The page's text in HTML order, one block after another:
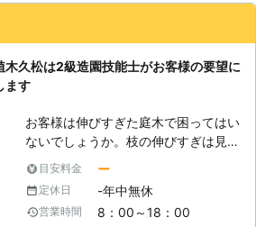
実績豊富なお庭のスペシャリスト！
迅速・丁寧な態度はもちろん、お客様
のご要望に沿った形で作業に取り掛か
せください。 日本全国の多くの加盟
店と提携しておりますので、迅速に対
応することが可能です。 このような
枝が引っ掛かりそうで悩んでいる ・
来客に備えて、お庭を素早く綺麗にお
久松は2級造園技能士がお客様の要望に
ます
お客様は伸びすぎた庭木で困ってはい
ないでしょうか。枝の伸びすぎは見た
目も悪くしてしまいますし、近隣の敷
地まで枝が届いていたら、隣人トラブ
ルの原因につながるかもしれません。
その様なトラブルを防ぐためには、剪
目安料金 ー
定休日 -年中無休
営業時間 8：00～18：00